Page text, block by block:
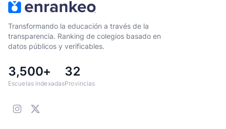
Transformando la educación a través de la
transparencia. Ranking de colegios basado en
datos públicos y verificables.
3,500+
Escuelas indexadas
32
Provincias